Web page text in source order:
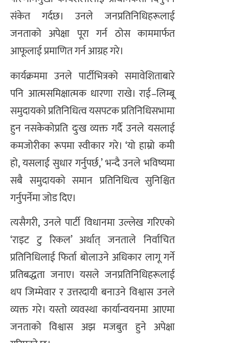
संकेत गर्दछ। उनले जनप्रतिनिधिहरूलाई
जनताको अपेक्षा पूरा गर्न ठोस काममार्फत
आफूलाई प्रमाणित गर्न आग्रह गरे।
कार्यक्रममा उनले पार्टीभित्रको समावेशिताबारे
पनि आत्मसमिक्षात्मक धारणा राखे। राई–लिम्बू
समुदायको प्रतिनिधित्व यसपटक प्रतिनिधिसभामा
हुन नसकेकोप्रति दुःख व्यक्त गर्दै उनले यसलाई
कमजोरीका रूपमा स्वीकार गरे। ‘यो हाम्रो कमी
हो, यसलाई सुधार गर्नुपर्छ,’ भन्दै उनले भविष्यमा
सबै समुदायको समान प्रतिनिधित्व सुनिश्चित
गर्नुपर्नेमा जोड दिए।
त्यसैगरी, उनले पार्टी विधानमा उल्लेख गरिएको
‘राइट टु रिकल’ अर्थात् जनताले निर्वाचित
प्रतिनिधिलाई फिर्ता बोलाउने अधिकार लागू गर्ने
प्रतिबद्धता जनाए। यसले जनप्रतिनिधिहरूलाई
थप जिम्मेवार र उत्तरदायी बनाउने विश्वास उनले
व्यक्त गरे। यस्तो व्यवस्था कार्यान्वयनमा आएमा
जनताको विश्वास अझ मजबुत हुने अपेक्षा